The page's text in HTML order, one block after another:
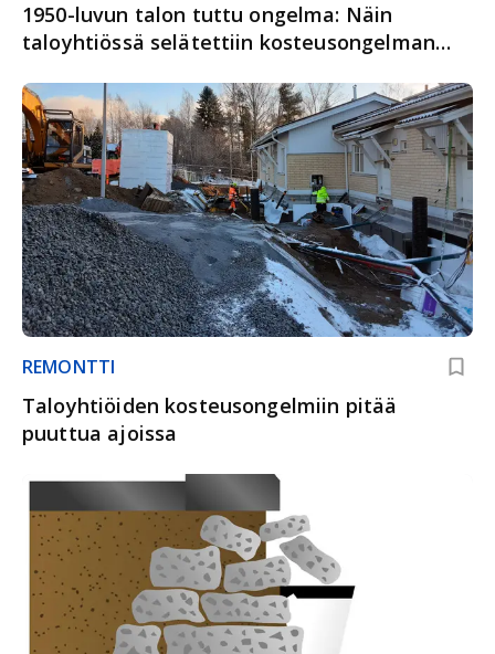
1950-luvun talon tuttu ongelma: Näin
taloyhtiössä selätettiin kosteusongelman
REMONTTI
Taloyhtiöiden kosteusongelmiin pitää
puuttua ajoissa